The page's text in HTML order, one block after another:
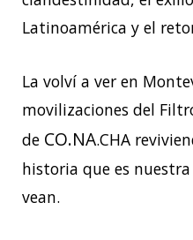
Latinoamérica y el
La volví a ver en
movilizaciones del
de CO.NA.CHA
historia que es
vean.